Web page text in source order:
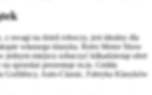
z uwagi na dzień roboczy, jest idealny dla
własnego klasyka. Retro Motor Show
jednym miejscu zobaczyć kilkadziesiąt ofert
sprzedaż prezentuje m.in. Giełda
Goźlińscy, Auto-Classic, Fabryka Klasyków